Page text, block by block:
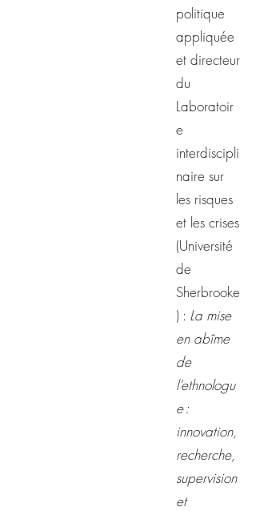
politique
appliquée
et directeur
du
Laboratoir
e
interdiscipli
naire sur
les risques
et les crises
(Université
de
Sherbrooke
) : La mise
en abîme
de
l’ethnologu
e :
innovation,
recherche,
supervision
et